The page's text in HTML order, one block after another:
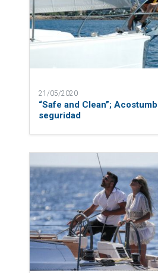
21/05/2020
“Safe and Clean”;
seguridad